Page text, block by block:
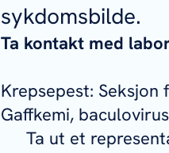
sykdomsbilde.
Ta kontakt med
Krepsepest: Seksjon
Gaffkemi,
Ta ut et